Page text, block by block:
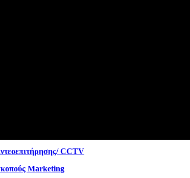
CCTV
Marketing